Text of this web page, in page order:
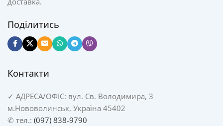
Поділитись
Контакти
✓ АДРЕСА/ОФІС: вул. Св. Володимира, 3
м.Нововолинськ, Україна 45402
✆ тел.: (097) 838-9790